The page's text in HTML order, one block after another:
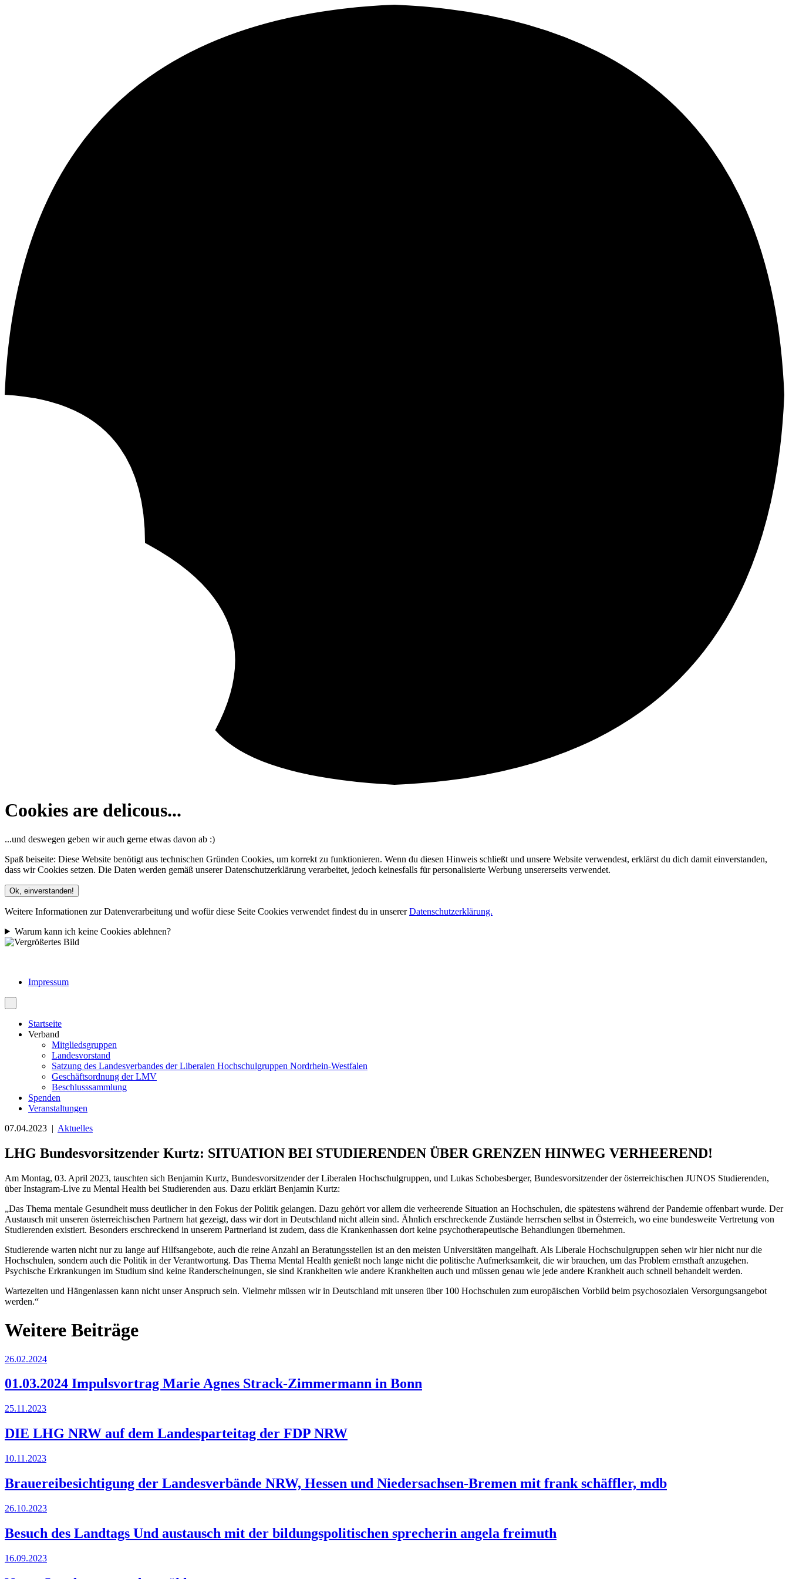
Cookies are delicous...
...und deswegen geben wir auch gerne etwas davon ab :)
Spaß beiseite: Diese Website benötigt aus technischen Gründen Cookies, um korrekt zu funktionieren. Wenn du diesen Hinweis schließt und unsere Website verwendest, erklärst du dich damit einverstanden,
dass wir Cookies setzen. Die Daten werden gemäß unserer Datenschutzerklärung verarbeitet, jedoch keinesfalls für personalisierte Werbung unsererseits verwendet.
Ok, einverstanden!
Weitere Informationen zur Datenverarbeitung und wofür diese Seite Cookies verwendet findest du in unsererDatenschutzerklärung.
Warum kann ich keine Cookies ablehnen?
Impressum
Startseite
Verband
Mitgliedsgruppen
Landesvorstand
Satzung des Landesverbandes der Liberalen Hochschulgruppen Nordrhein-Westfalen
Geschäftsordnung der LMV
Beschlusssammlung
Spenden
Veranstaltungen
07.04.2023 | Aktuelles
LHG Bundesvorsitzender Kurtz: SITUATION BEI STUDIERENDEN ÜBER GRENZEN HINWEG VERHEEREND!
Am Montag, 03. April 2023, tauschten sich Benjamin Kurtz, Bundesvorsitzender der Liberalen Hochschulgruppen, und Lukas Schobesberger, Bundesvorsitzender der österreichischen JUNOS Studierenden,
über Instagram-Live zu Mental Health bei Studierenden aus. Dazu erklärt Benjamin Kurtz:
„Das Thema mentale Gesundheit muss deutlicher in den Fokus der Politik gelangen. Dazu gehört vor allem die verheerende Situation an Hochschulen, die spätestens während der Pandemie offenbart wurde. Der
Austausch mit unseren österreichischen Partnern hat gezeigt, dass wir dort in Deutschland nicht allein sind. Ähnlich erschreckende Zustände herrschen selbst in Österreich, wo eine bundesweite Vertretung von
Studierenden existiert. Besonders erschreckend in unserem Partnerland ist zudem, dass die Krankenhassen dort keine psychotherapeutische Behandlungen übernehmen.
Studierende warten nicht nur zu lange auf Hilfsangebote, auch die reine Anzahl an Beratungsstellen ist an den meisten Universitäten mangelhaft. Als Liberale Hochschulgruppen sehen wir hier nicht nur die
Hochschulen, sondern auch die Politik in der Verantwortung. Das Thema Mental Health genießt noch lange nicht die politische Aufmerksamkeit, die wir brauchen, um das Problem ernsthaft anzugehen.
Psychische Erkrankungen im Studium sind keine Randerscheinungen, sie sind Krankheiten wie andere Krankheiten auch und müssen genau wie jede andere Krankheit auch schnell behandelt werden.
Wartezeiten und Hängenlassen kann nicht unser Anspruch sein. Vielmehr müssen wir in Deutschland mit unseren über 100 Hochschulen zum europäischen Vorbild beim psychosozialen Versorgungsangebot
werden.“
Weitere Beiträge
26.02.2024
01.03.2024 Impulsvortrag Marie Agnes Strack-Zimmermann in Bonn
25.11.2023
DIE LHG NRW auf dem Landesparteitag der FDP NRW
10.11.2023
Brauereibesichtigung der Landesverbände NRW, Hessen und Niedersachsen-Bremen mit frank schäffler, mdb
26.10.2023
Besuch des Landtags Und austausch mit der bildungspolitischen sprecherin angela freimuth
16.09.2023